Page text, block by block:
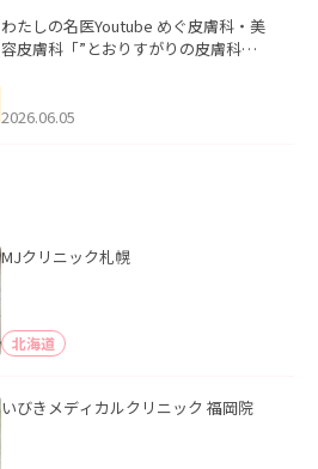
わたしの名医Youtube めぐ皮膚科・美
容皮膚科「”とおりすがりの皮膚科
2026.06.05
MJクリニック札幌
北海道
いびきメディカルクリニック 福岡院